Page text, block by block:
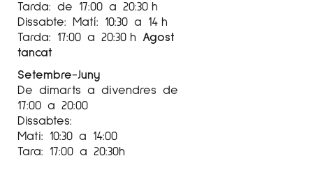
A&D“A d’art i D de Dona“GaIeria d’Arte Espai
Cavallers. Lleida 2019 Seleccionada
LXXVllConcurs de Pintura Premi Centelles 20J 9
Per més informació sobre l’artista
Hontangasal nostre Instagram
Cavallers
Tarda: de 17:00 a 20:30 h
Dissabte: Matí: 10:30 a 14 h
Tarda: 17:00 a 20:30 h Agost
tancat
Setembre-Juny
De dimarts a divendres de
17:00 a 20:00
Dissabtes:
Mati: 10:30 a 14:00
Tara: 17:00 a 20:30h